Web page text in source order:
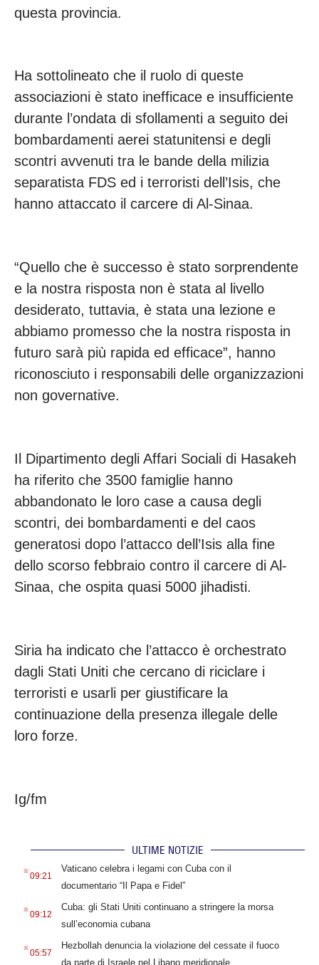
questa provincia.
Ha sottolineato che il ruolo di queste
associazioni è stato inefficace e insufficiente
durante l’ondata di sfollamenti a seguito dei
bombardamenti aerei statunitensi e degli
scontri avvenuti tra le bande della milizia
separatista FDS ed i terroristi dell’Isis, che
hanno attaccato il carcere di Al-Sinaa.
“Quello che è successo è stato sorprendente
e la nostra risposta non è stata al livello
desiderato, tuttavia, è stata una lezione e
abbiamo promesso che la nostra risposta in
futuro sarà più rapida ed efficace”, hanno
riconosciuto i responsabili delle organizzazioni
non governative.
Il Dipartimento degli Affari Sociali di Hasakeh
ha riferito che 3500 famiglie hanno
abbandonato le loro case a causa degli
scontri, dei bombardamenti e del caos
generatosi dopo l’attacco dell’Isis alla fine
dello scorso febbraio contro il carcere di Al-
Sinaa, che ospita quasi 5000 jihadisti.
Siria ha indicato che l’attacco è orchestrato
dagli Stati Uniti che cercano di riciclare i
terroristi e usarli per giustificare la
continuazione della presenza illegale delle
loro forze.
Ig/fm
ULTIME NOTIZIE
.09:21
Vaticano celebra i legami con Cuba con il
documentario “Il Papa e Fidel”
.09:12
Cuba: gli Stati Uniti continuano a stringere la morsa
sull’economia cubana
.05:57
Hezbollah denuncia la violazione del cessate il fuoco
da parte di Israele nel Libano meridionale